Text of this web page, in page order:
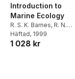
Introduction to
Marine Ecology
R. S. K. Barnes, R. N.
Hughes
Häftad, 1999
1 028 kr